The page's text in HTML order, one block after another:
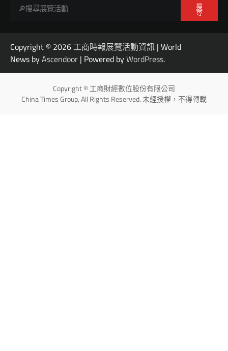
搜
尋
Copyright © 2026工商時報展覽活動資訊 | World
News byAscendoor | Powered byWordPress.
Copyright © 工商財經數位股份有限公司
China Times Group, All Rights Reserved. 未經授權，不得轉載